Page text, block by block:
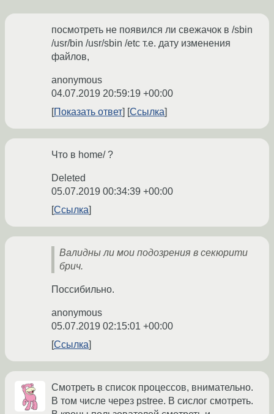
посмотреть не появился ли свежачок в /sbin
/usr/bin /usr/sbin /etc т.е. дату изменения
файлов,
anonymous
04.07.2019 20:59:19 +00:00
Показать ответ
Ссылка
Что в home/ ?
Deleted
05.07.2019 00:34:39 +00:00
Ссылка
Валидны ли мои подозрения в секюрити
брич.
Поссибильно.
anonymous
05.07.2019 02:15:01 +00:00
Ссылка
Смотреть в список процессов, внимательно.
В том числе через pstree. В сислог смотреть.